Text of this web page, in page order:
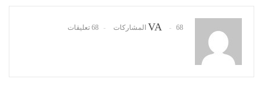
VA 68 المشاركات 68 تعليقات